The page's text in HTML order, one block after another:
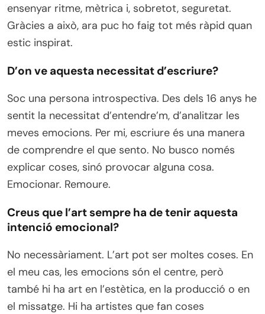
ensenyar ritme, mètrica i, sobretot, seguretat.
Gràcies a això, ara puc ho faig tot més ràpid quan
estic inspirat.
D’on ve aquesta necessitat d’escriure?
Soc una persona introspectiva. Des dels 16 anys he
sentit la necessitat d’entendre’m, d’analitzar les
meves emocions. Per mi, escriure és una manera
de comprendre el que sento. No busco només
explicar coses, sinó provocar alguna cosa.
Emocionar. Remoure.
Creus que l’art sempre ha de tenir aquesta
intenció emocional?
No necessàriament. L’art pot ser moltes coses. En
el meu cas, les emocions són el centre, però
també hi ha art en l’estètica, en la producció o en
el missatge. Hi ha artistes que fan coses